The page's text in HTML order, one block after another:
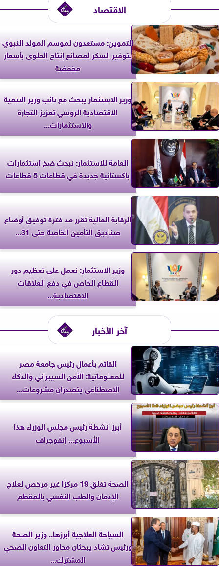
الاقتصاد
التموين: مستعدون لموسم المولد النبوي
بتوفير السكر لمصانع إنتاج الحلوى بأسعار
مخفضة
وزير الاستثمار يبحث مع نائب وزير التنمية
الاقتصادية الروسي تعزيز التجارة
والاستثمارات...
العامة للاستثمار: نبحث ضخ استثمارات
باكستانية جديدة في قطاعات 5 قطاعات
الرقابة المالية تقرر مد فترة توفيق أوضاع
صناديق التأمين الخاصة حتى 31...
وزير الاستثمار: نعمل على تعظيم دور
القطاع الخاص في دفع العلاقات
الاقتصادية...
آخر الأخبار
القائم بأعمال رئيس جامعة مصر
للمعلوماتية: الأمن السيبراني والذكاء
الاصطناعي يتصدران مشروعات...
أبرز أنشطة رئيس مجلس الوزراء هذا
الأسبوع... إنفوجراف
الصحة تغلق 19 مركزًا غير مرخص لعلاج
الإدمان والطب النفسي بالمقطم
السياحة العلاجية أبرزها.. وزير الصحة
ورئيس تشاد يبحثان محاور التعاون الصحي
المشترك...